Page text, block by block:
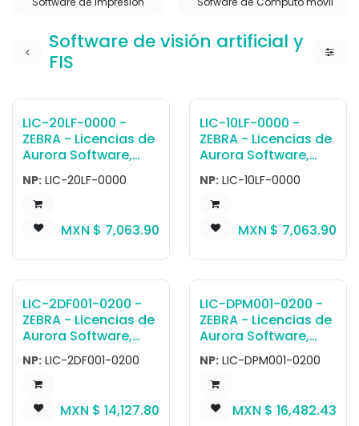
Software de visión artificial y
FIS
LIC-20LF-0000 -
ZEBRA - Licencias de
Aurora Software,
Software de visión
artificial y FIS SW
License, Gateway
Connectivity Lite, for
FS20 and VS20
NP: LIC-20LF-0000
MXN $ 7,063.90
LIC-10LF-0000 -
ZEBRA - Licencias de
Aurora Software,
Software de visión
artificial y FIS SW
License, Gateway
Connectivity Lite, for
FS10 smart Cámara
NP: LIC-10LF-0000
MXN $ 7,063.90
LIC-2DF001-0200 -
ZEBRA - Licencias de
Aurora Software,
Software de visión
artificial y FIS SW
License, FS Scanner,
Fast 1D/2D
Algorithms, 60
NP: LIC-2DF001-0200
MXN $ 14,127.80
LIC-DPM001-0200 -
ZEBRA - Licencias de
Aurora Software,
Software de visión
artificial y FIS SW
License, FS Scanner,
Full DPM Algorithms,
60 frames per
NP: LIC-DPM001-0200
MXN $ 16,482.43